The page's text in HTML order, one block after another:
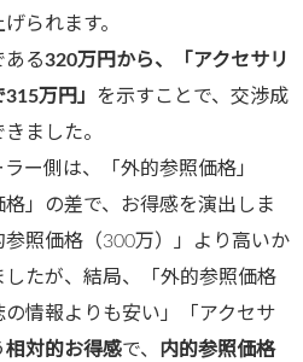
られます。
ある320万円から、「アクセサリ
万円」 を示すことで、交渉成
ました。
ー側は、「外的参照価格」
格」の差で、お得感を演出しま
照価格（300万）」より高いか
たが、結局、「外的参照価格
情報よりも安い」「アクセサ
相対的お得感で、
内的参照価格